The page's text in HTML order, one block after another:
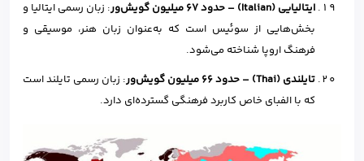
ایتالیایی (Italian
)
– حدود۶۷ میلیون گویش‌ور: زبان رسمی ایتالیا و
بخش‌هایی از سوئیس است که به‌عنوان زبان هنر، موسیقی و
فرهنگ اروپا شناخته می‌شود.
تایلندی (Thai
)
– حدود۶۶ میلیون گویش‌ور: زبان رسمی تایلند است
که با الفبای خاص کاربرد فرهنگی گسترده‌ای دارد.